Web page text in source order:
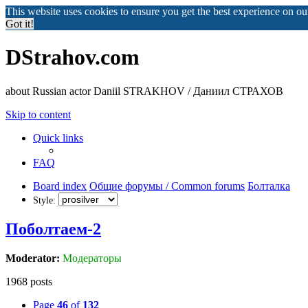
This website uses cookies to ensure you get the best experience on
Got it!
DStrahov.com
about Russian actor Daniil STRAKHOV / Даниил СТРАХОВ
Skip to content
Quick links
FAQ
Board index Общие форумы / Common forums Болталка
Style:
Поболтаем-2
Moderator: Модераторы
1968 posts
Page 46 of 132